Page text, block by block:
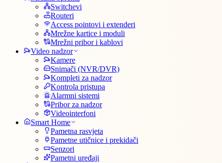
Switchevi
Routeri
Access pointovi i extenderi
Mrežne kartice i moduli
Mrežni pribor i kablovi
Video nadzor
Kamere
Snimači (NVR/DVR)
Kompleti za nadzor
Kontrola pristupa
Alarmni sistemi
Pribor za nadzor
Videointerfoni
Smart Home
Pametna rasvjeta
Pametne utičnice i prekidači
Senzori
Pametni uređaji